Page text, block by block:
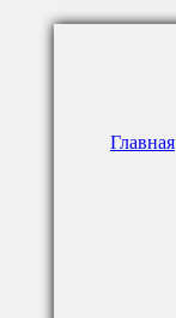
Главная